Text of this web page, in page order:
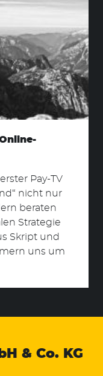
Pay-TV
nicht nur
beraten
Strategie
Skript und
uns um
& Co. KG